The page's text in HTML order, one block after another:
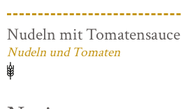
Nudeln mit Tomatensauce
Nudeln und Tomaten